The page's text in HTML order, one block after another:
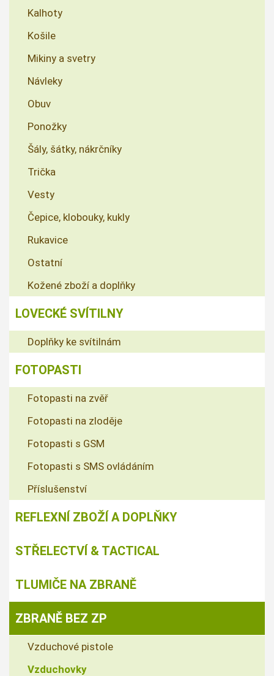
Kalhoty
Košile
Mikiny a svetry
Návleky
Obuv
Ponožky
Šály, šátky, nákrčníky
Trička
Vesty
Čepice, klobouky, kukly
Rukavice
Ostatní
Kožené zboží a doplňky
LOVECKÉ SVÍTILNY
Doplňky ke svítilnám
FOTOPASTI
Fotopasti na zvěř
Fotopasti na zloděje
Fotopasti s GSM
Fotopasti s SMS ovládáním
Příslušenství
REFLEXNÍ ZBOŽÍ A DOPLŇKY
STŘELECTVÍ & TACTICAL
TLUMIČE NA ZBRANĚ
ZBRANĚ BEZ ZP
Vzduchové pistole
Vzduchovky